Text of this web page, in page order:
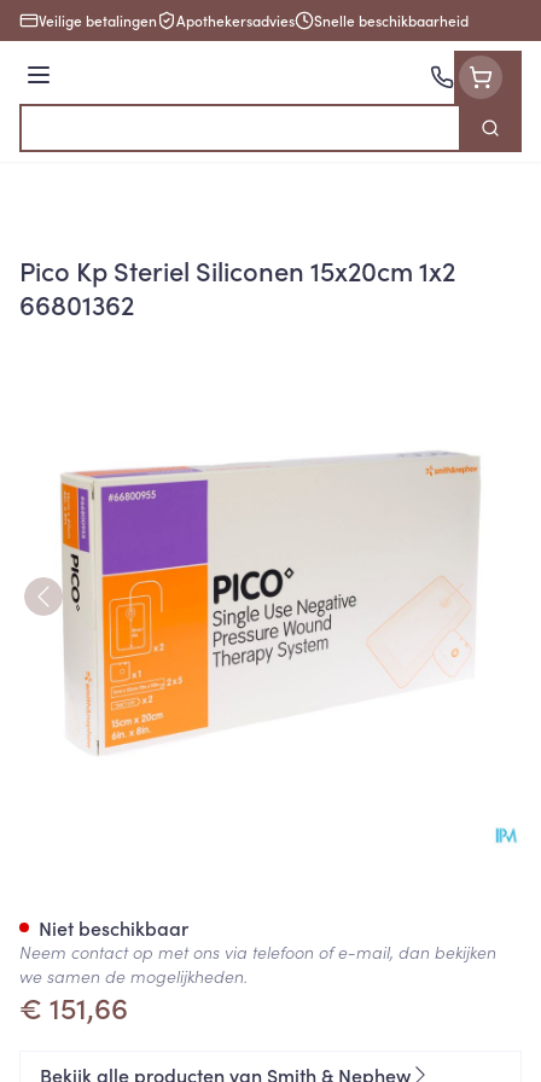
Ga naar de inhoud
Veilige betalingen Apothekersadvies Snelle beschikbaarheid
Menu
Zoek
Pico Kp Steriel Siliconen 15x20cm 1x2
66801362
€ 151,66
Niet beschikbaar
Neem contact op met ons via telefoon of e-mail, dan bekijken
we samen de mogelijkheden.
Bekijk alle producten van Smith & Nephew